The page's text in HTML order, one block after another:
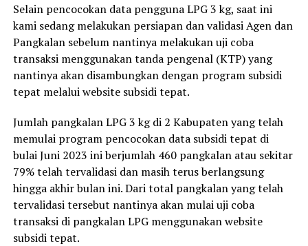
Selain pencocokan data pengguna LPG 3 kg, saat ini
kami sedang melakukan persiapan dan validasi Agen dan
Pangkalan sebelum nantinya melakukan uji coba
transaksi menggunakan tanda pengenal (KTP) yang
nantinya akan disambungkan dengan program subsidi
tepat melalui website subsidi tepat.
Jumlah pangkalan LPG 3 kg di 2 Kabupaten yang telah
memulai program pencocokan data subsidi tepat di
bulai Juni 2023 ini berjumlah 460 pangkalan atau sekitar
79% telah tervalidasi dan masih terus berlangsung
hingga akhir bulan ini. Dari total pangkalan yang telah
tervalidasi tersebut nantinya akan mulai uji coba
transaksi di pangkalan LPG menggunakan website
subsidi tepat.